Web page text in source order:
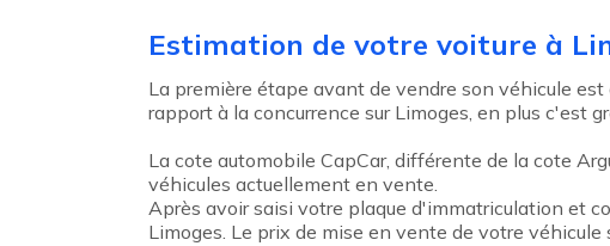
Estimation de votre voiture à
La première étape avant de vendre son véhicule
rapport à la concurrence sur Limoges, en plus c'est
La cote automobile CapCar, différente de la cote
véhicules actuellement en vente.
Après avoir saisi votre plaque d'immatriculation et
Limoges. Le prix de mise en vente de votre